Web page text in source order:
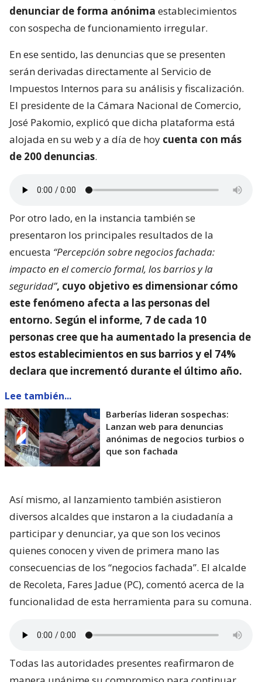
denunciar de forma anónima establecimientos
con sospecha de funcionamiento irregular.
En ese sentido, las denuncias que se presenten
serán derivadas directamente al Servicio de
Impuestos Internos para su análisis y fiscalización.
El presidente de la Cámara Nacional de Comercio,
José Pakomio, explicó que dicha plataforma está
alojada en su web y a día de hoy cuenta con más
de 200 denuncias.
Por otro lado, en la instancia también se
presentaron los principales resultados de la
encuesta “Percepción sobre negocios fachada:
impacto en el comercio formal, los barrios y la
seguridad”, cuyo objetivo es dimensionar cómo
este fenómeno afecta a las personas del
entorno. Según el informe, 7 de cada 10
personas cree que ha aumentado la presencia de
estos establecimientos en sus barrios y el 74%
declara que incrementó durante el último año.
Lee también...
Barberías lideran sospechas:
Lanzan web para denuncias
anónimas de negocios turbios o
que son fachada
Así mismo, al lanzamiento también asistieron
diversos alcaldes que instaron a la ciudadanía a
participar y denunciar, ya que son los vecinos
quienes conocen y viven de primera mano las
consecuencias de los “negocios fachada”. El alcalde
de Recoleta, Fares Jadue (PC), comentó acerca de la
funcionalidad de esta herramienta para su comuna.
Todas las autoridades presentes reafirmaron de